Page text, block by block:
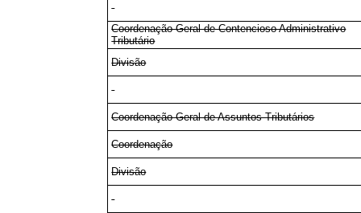
Coordenação-Geral de Contencioso Administrativo
Tributário
Divisão
Coordenação-Geral de Assuntos Tributários
Coordenação
Divisão